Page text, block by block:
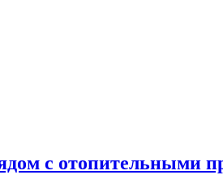
с отопительными